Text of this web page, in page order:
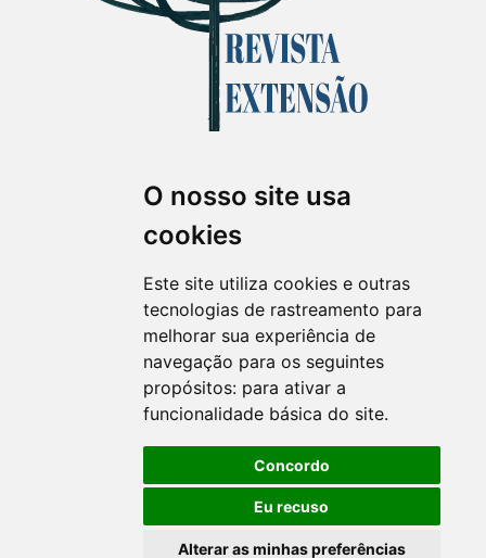
O nosso site usa
cookies
Este site utiliza cookies e outras
tecnologias de rastreamento para
melhorar sua experiência de
navegação para os seguintes
propósitos: para ativar a
funcionalidade básica do site.
Concordo
Eu recuso
Alterar as minhas preferências
Revista Extensão em Foco
ISSN 2358-7180 (on-line)